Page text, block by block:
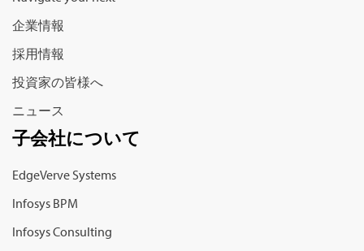
企業情報
採用情報
投資家の皆様へ
ニュース
子会社について
EdgeVerve Systems
Infosys BPM
Infosys Consulting